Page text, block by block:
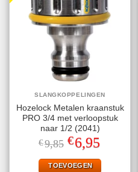
SLANGKOPPELINGEN
Hozelock Metalen kraanstuk
PRO 3/4 met verloopstuk
naar 1/2 (2041)
€9,85 Oorspronkelijke
prijs
was:
€9,85.
€6,95
is:
€6,95.
TOEVOEGEN